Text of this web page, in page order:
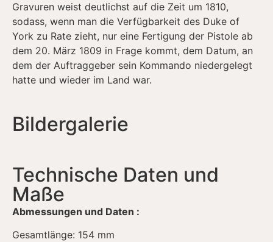
Gravuren weist deutlichst auf die Zeit um 1810,
sodass, wenn man die Verfügbarkeit des Duke of
York zu Rate zieht, nur eine Fertigung der Pistole ab
dem 20. März 1809 in Frage kommt, dem Datum, an
dem der Auftraggeber sein Kommando niedergelegt
hatte und wieder im Land war.
Bildergalerie
Technische Daten und
Maße
Abmessungen und Daten :
Gesamtlänge: 154 mm